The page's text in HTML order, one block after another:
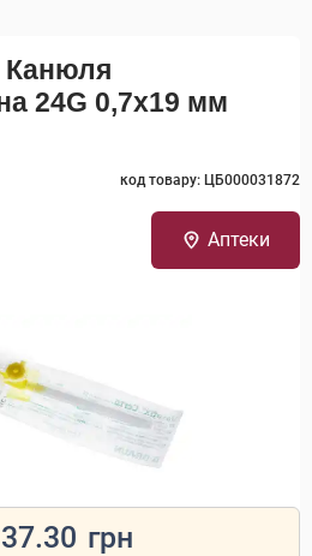
Канюля
24G 0,7x19 мм
код товару: ЦБ000031872
Аптеки
37.30 грн